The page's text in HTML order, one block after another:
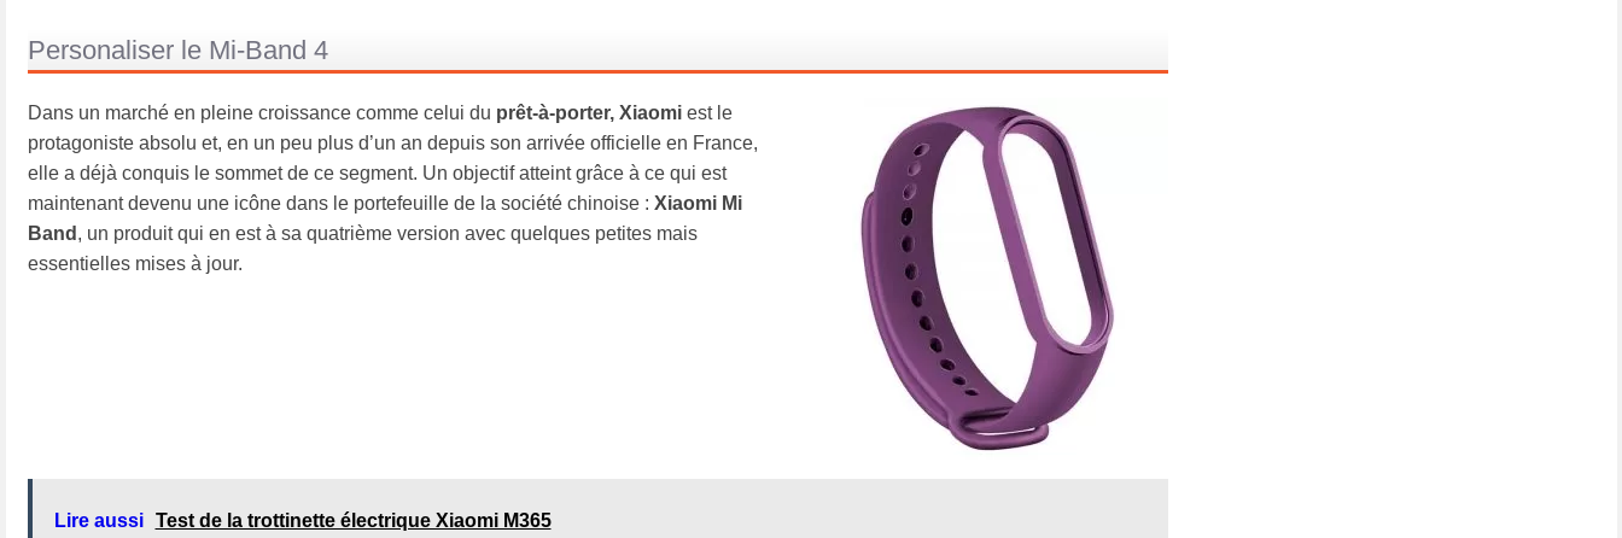
Personaliser le Mi-Band 4
Dans un marché en pleine croissance comme celui du prêt-à-porter, Xiaomiest le
protagoniste absolu et, en un peu plus d’un an depuis son arrivée officielle en France,
elle a déjà conquis le sommet de ce segment. Un objectif atteint grâce à ce qui est
maintenant devenu une icône dans le portefeuille de la société chinoise : Xiaomi Mi
Band , un produit qui en est à sa quatrième version avec quelques petites mais
essentielles mises à jour.
Lire aussi Test de la trottinette électrique Xiaomi M365